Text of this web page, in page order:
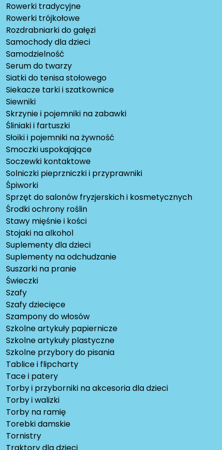
Rowerki tradycyjne
Rowerki trójkołowe
Rozdrabniarki do gałęzi
Samochody dla dzieci
Samodzielność
Serum do twarzy
Siatki do tenisa stołowego
Siekacze tarki i szatkownice
Siewniki
Skrzynie i pojemniki na zabawki
Śliniaki i fartuszki
Słoiki i pojemniki na żywność
Smoczki uspokajające
Soczewki kontaktowe
Solniczki pieprzniczki i przyprawniki
Śpiworki
Sprzęt do salonów fryzjerskich i kosmetycznych
Środki ochrony roślin
Stawy mięśnie i kości
Stojaki na alkohol
Suplementy dla dzieci
Suplementy na odchudzanie
Suszarki na pranie
Świeczki
Szafy
Szafy dziecięce
Szampony do włosów
Szkolne artykuły papiernicze
Szkolne artykuły plastyczne
Szkolne przybory do pisania
Tablice i flipcharty
Tace i patery
Torby i przyborniki na akcesoria dla dzieci
Torby i walizki
Torby na ramię
Torebki damskie
Tornistry